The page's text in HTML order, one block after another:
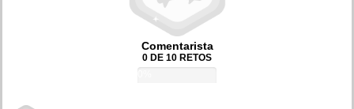
Comentarista
0 DE 10 RETOS